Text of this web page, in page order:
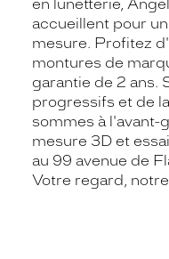
en lunetterie,
accueillent pour
mesure. Profitez
montures de
garantie de 2 ans.
progressifs et de
sommes à l'avant-
mesure 3D et
au 99 avenue de
Votre regard,